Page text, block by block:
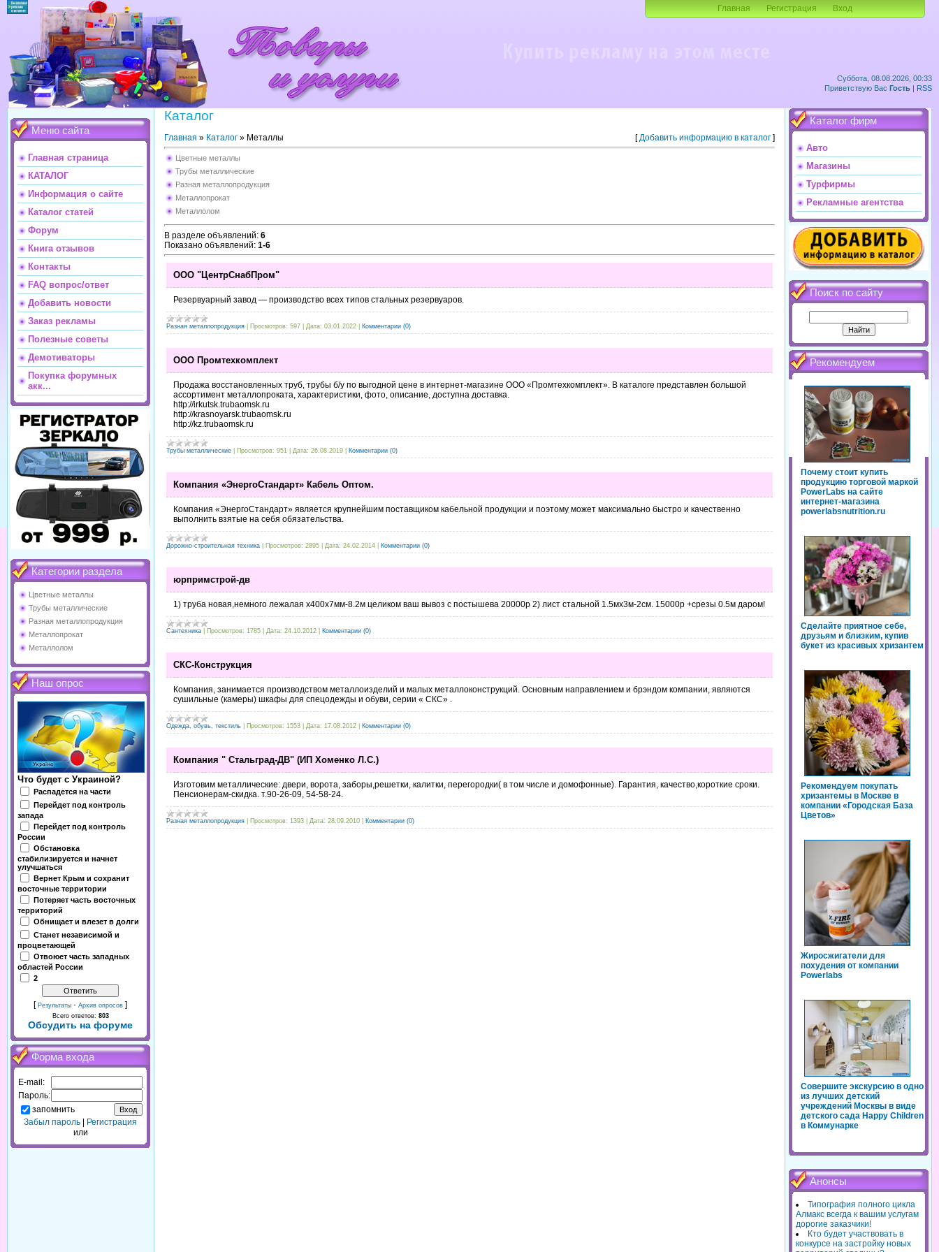
Суббота, 08.08.2026, 00:33
Приветствую Вас Гость | RSS
Главная Регистрация Вход
Меню сайта
Главная страница
КАТАЛОГ
Информация о сайте
Каталог статей
Форум
Книга отзывов
Контакты
FAQ вопрос/ответ
Добавить новости
Заказ рекламы
Полезные советы
Демотиваторы
Покупка форумных
акк...
Категории раздела
Цветные металлы
Трубы металлические
Разная металлопродукция
Металлопрокат
Металлолом
Наш опрос
Что будет с Украиной?
Распадется на части
Перейдет под контроль
запада
Перейдет под контроль
России
Обстановка
стабилизируется и начнет
улучшаться
Вернет Крым и сохранит
восточные территории
Потеряет часть восточных
территорий
Обнищает и влезет в долги
Станет независимой и
процветающей
Отвоюет часть западных
областей России
2
[ Результаты · Архив опросов ]
Всего ответов: 803
Обсудить на форуме
Форма входа
E-mail:
Пароль:
запомнить
Забыл пароль
Регистрация
или
Каталог
Главная » Каталог » Металлы [ Добавить информацию в каталог ]
Цветные металлы
Трубы металлические
Разная металлопродукция
Металлопрокат
Металлолом
В разделе объявлений: 6
Показано объявлений: 1-6
ООО "ЦентрСнабПром"
Резервуарный завод — производство всех типов стальных резервуаров.
Разная металлопродукция Просмотров: 597 Дата: 03.01.2022 Комментарии (0)
OOO Промтехкомплект
Продажа восстановленных труб, трубы б/у по выгодной цене в интернет-магазине ООО «Промтехкомплект». В каталоге представлен большой
ассортимент металлопроката, характеристики, фото, описание, доступна доставка.
http://irkutsk.trubaomsk.ru
http://krasnoyarsk.trubaomsk.ru
http://kz.trubaomsk.ru
Трубы металлические Просмотров: 951 Дата: 26.08.2019 Комментарии (0)
Компания «ЭнергоСтандарт» Кабель Оптом.
Компания «ЭнергоСтандарт» является крупнейшим поставщиком кабельной продукции и поэтому может максимально быстро и качественно
выполнить взятые на себя обязательства.
Дорожно-строительная техника Просмотров: 2895 Дата: 24.02.2014 Комментарии (0)
юрпримстрой-дв
1) труба новая,немного лежалая х400х7мм-8.2м целиком ваш вывоз с постышева 20000р 2) лист стальной 1.5мх3м-2см. 15000р +срезы 0.5м даром!
Сантехника Просмотров: 1785 Дата: 24.10.2012 Комментарии (0)
СКС-Конструкция
Компания, занимается производством металлоизделий и малых металлоконструкций. Основным направлением и брэндом компании, являются
сушильные (камеры) шкафы для спецодежды и обуви, серии « СКС» .
Одежда, обувь, текстиль Просмотров: 1553 Дата: 17.08.2012 Комментарии (0)
Компания " Стальград-ДВ" (ИП Хоменко Л.С.)
Изготовим металлические: двери, ворота, заборы,решетки, калитки, перегородки( в том числе и домофонные). Гарантия, качество,короткие сроки.
Пенсионерам-скидка. т.90-26-09, 54-58-24.
Разная металлопродукция Просмотров: 1393 Дата: 28.09.2010 Комментарии (0)
Каталог фирм
Авто
Магазины
Турфирмы
Рекламные агентства
Поиск по сайту
Рекомендуем
Почему стоит купить
продукцию торговой маркой
PowerLabs на сайте
интернет-магазина
powerlabsnutrition.ru
Сделайте приятное себе,
друзьям и близким, купив
букет из красивых хризантем
Рекомендуем покупать
хризантемы в Москве в
компании «Городская База
Цветов»
Жиросжигатели для
похудения от компании
Powerlabs
Совершите экскурсию в одно
из лучших детский
учреждений Москвы в виде
детского сада Happy Children
в Коммунарке
Анонсы
Типография полного цикла
Алмакс всегда к вашим услугам
дорогие заказчики!
Кто будет участвовать в
конкурсе на застройку новых